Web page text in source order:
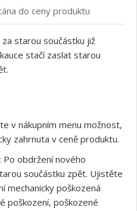
do ceny produktu
starou součástku již
stačí zaslat starou
v nákupním menu možnost,
zahrnuta v ceně produktu.
Po obdržení nového
součástku zpět. Ujistěte
mechanicky poškozená
poškození, poškozené